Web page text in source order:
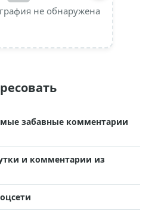
не обнаружена
забавные комментарии
и комментарии из